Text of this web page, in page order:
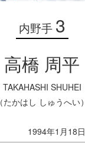
内野手 3
高橋 周平
TAKAHASHI SHUHEI
（たかはし しゅうへい）
1994年1月18日